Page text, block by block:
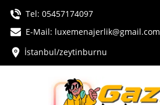
Tel: 05457174097
E-Mail: luxemenajerlik@gmail.com
İstanbul/zeytinburnu